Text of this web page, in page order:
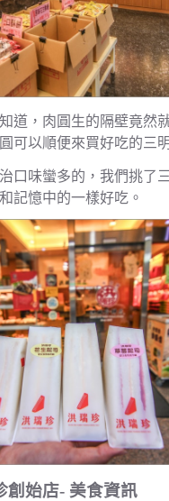
道，肉圓生的隔壁竟然
可以順便來買好吃的三
口味蠻多的，我們挑了
記憶中的一樣好吃。
創始店- 美食資訊